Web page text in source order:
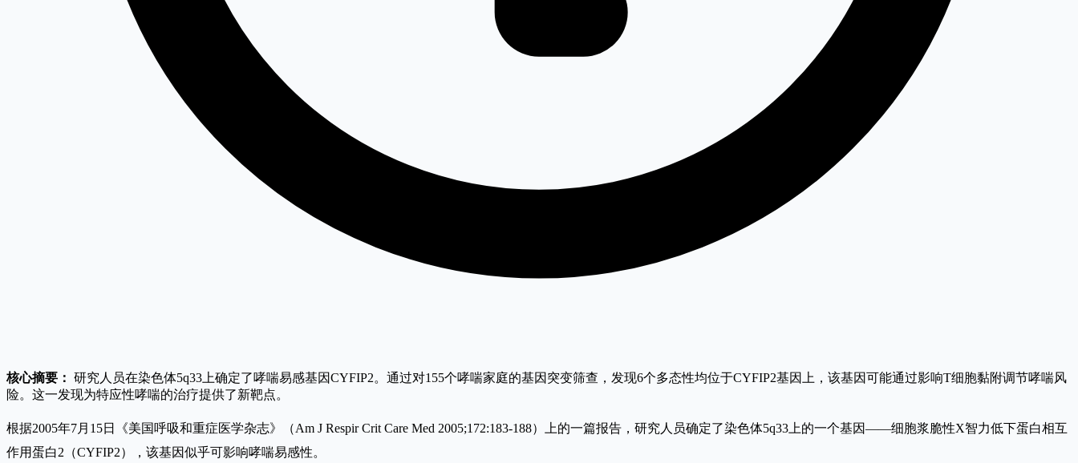
核心摘要： 研究人员在染色体5q33上确定了哮喘易感基因CYFIP2。通过对155个哮喘家庭的基因突变筛查，发现6个多态性均位于CYFIP2基因上，该基因可能通过影响T细胞黏附调节哮喘风
险。这一发现为特应性哮喘的治疗提供了新靶点。
根据2005年7月15日《美国呼吸和重症医学杂志》（Am J Respir Crit Care Med 2005;172:183-188）上的一篇报告，研究人员确定了染色体5q33上的一个基因——细胞浆脆性X智力低下蛋白相互
作用蛋白2（CYFIP2），该基因似乎可影响哮喘易感性。